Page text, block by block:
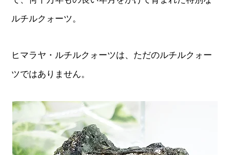
ルチルクォーツ。
ヒマラヤ・ルチルクォーツは、ただのルチルクォー
ツではありません。